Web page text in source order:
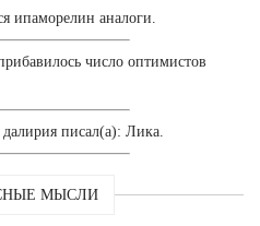
ипаморелин аналоги.
число оптимистов
писал(а): Лика.
МЫСЛИ